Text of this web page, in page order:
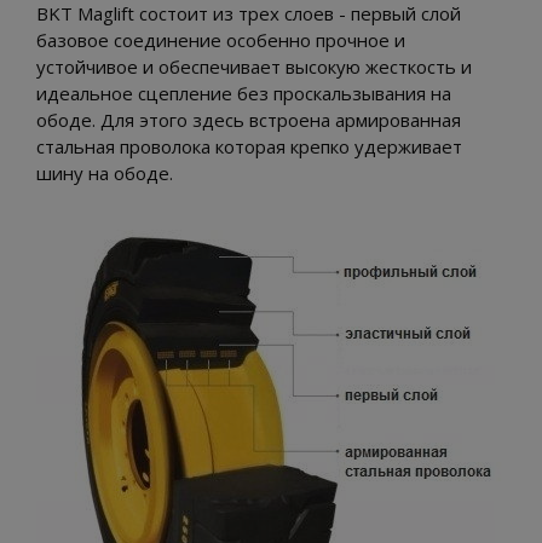
BKT Maglift состоит из трех слоев - первый слой
базовое соединение особенно прочное и
устойчивое и обеспечивает высокую жесткость и
идеальное сцепление без проскальзывания на
ободе. Для этого здесь встроена армированная
стальная проволока которая крепко удерживает
шину на ободе.